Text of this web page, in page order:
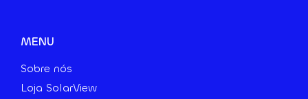
MENU
Sobre nós
Loja SolarView